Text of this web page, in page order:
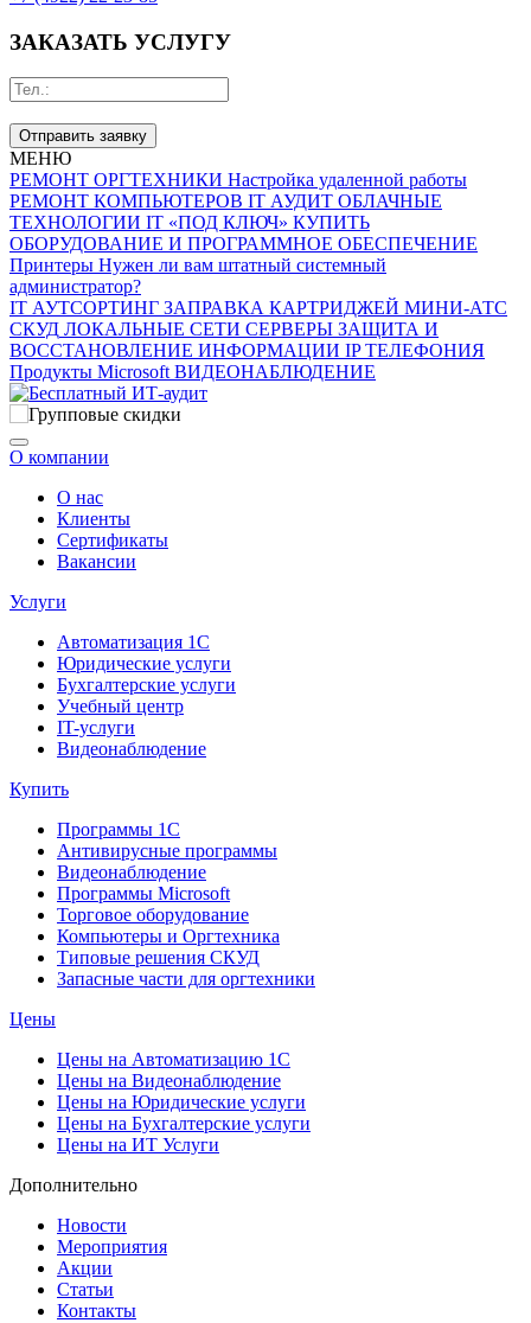
ЗАКАЗАТЬ УСЛУГУ
Отправить заявку
МЕНЮ
РЕМОНТ ОРГТЕХНИКИ Настройка удаленной работы
РЕМОНТ КОМПЬЮТЕРОВ IT АУДИТ ОБЛАЧНЫЕ
ТЕХНОЛОГИИ IT «ПОД КЛЮЧ» КУПИТЬ
ОБОРУДОВАНИЕ И ПРОГРАММНОЕ ОБЕСПЕЧЕНИЕ
Принтеры Нужен ли вам штатный системный
администратор?
IT АУТСОРТИНГ ЗАПРАВКА КАРТРИДЖЕЙ МИНИ-АТС
СКУД ЛОКАЛЬНЫЕ СЕТИ СЕРВЕРЫ ЗАЩИТА И
ВОССТАНОВЛЕНИЕ ИНФОРМАЦИИ IP ТЕЛЕФОНИЯ
Продукты Microsoft ВИДЕОНАБЛЮДЕНИЕ
О компании
О нас
Клиенты
Сертификаты
Вакансии
Услуги
Автоматизация 1С
Юридические услуги
Бухгалтерские услуги
Учебный центр
IT-услуги
Видеонаблюдение
Купить
Программы 1С
Антивирусные программы
Видеонаблюдение
Программы Microsoft
Торговое оборудование
Компьютеры и Оргтехника
Типовые решения СКУД
Запасные части для оргтехники
Цены
Цены на Автоматизацию 1С
Цены на Видеонаблюдение
Цены на Юридические услуги
Цены на Бухгалтерские услуги
Цены на ИТ Услуги
Дополнительно
Новости
Мероприятия
Акции
Статьи
Контакты